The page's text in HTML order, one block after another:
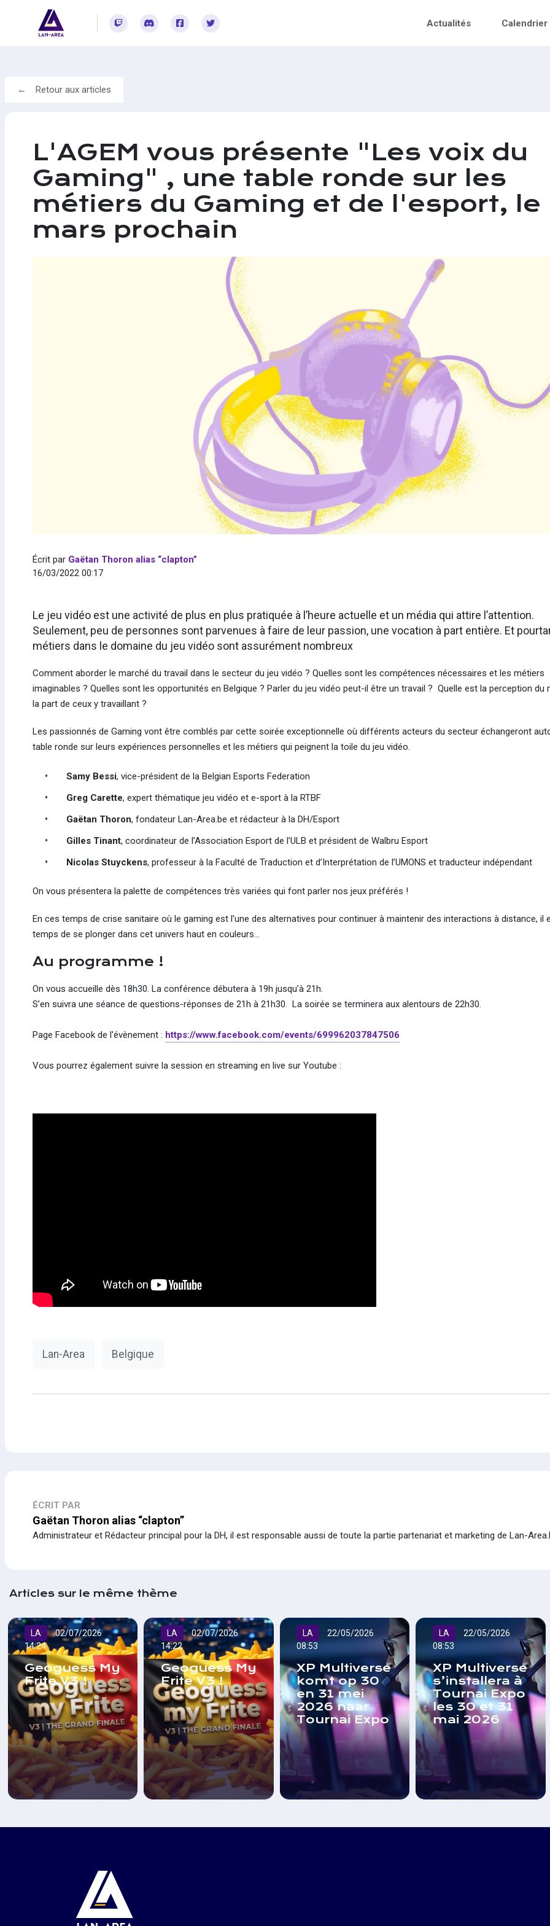
Rejoignez-vous sur Twitch
Rejoignez-vous sur Discord
Rejoignez-vous sur Facebook
Rejoignez-vous sur Twitter Actualités Calendrier
Retour aux articles
L'AGEM vous présente "Les voix du
Gaming" , une table ronde sur les
métiers du Gaming et de l'esport, le
mars prochain
Écrit par Gaëtan Thoron alias “clapton”
16/03/2022 00:17
Le jeu vidéo est une activité de plus en plus pratiquée à l’heure actuelle et un média qui attire l’attention.
Seulement, peu de personnes sont parvenues à faire de leur passion, une vocation à part entière. Et
métiers dans le domaine du jeu vidéo sont assurément nombreux
Comment aborder le marché du travail dans le secteur du jeu vidéo ? Quelles sont les compétences nécessaires et les métiers
imaginables ? Quelles sont les opportunités en Belgique ? Parler du jeu vidéo peut-il être un travail ? Quelle est la perception du
la part de ceux y travaillant ?
Les passionnés de Gaming vont être comblés par cette soirée exceptionnelle où différents acteurs du secteur échangeront
table ronde sur leurs expériences personnelles et les métiers qui peignent la toile du jeu vidéo.
Samy Bessi, vice-président de la Belgian Esports Federation
Greg Carette, expert thématique jeu vidéo et e-sport à la RTBF
Gaëtan Thoron, fondateur Lan-Area.be et rédacteur à la DH/Esport
Gilles Tinant, coordinateur de l’Association Esport de l’ULB et président de Walbru Esport
Nicolas Stuyckens, professeur à la Faculté de Traduction et d’Interprétation de l’UMONS et traducteur indépendant
On vous présentera la palette de compétences très variées qui font parler nos jeux préférés !
En ces temps de crise sanitaire où le gaming est l’une des alternatives pour continuer à maintenir des interactions à distance, il
temps de se plonger dans cet univers haut en couleurs…
Au programme !
On vous accueille dès 18h30. La conférence débutera à 19h jusqu’à 21h.
S’en suivra une séance de questions-réponses de 21h à 21h30. La soirée se terminera aux alentours de 22h30.
Page Facebook de l'évènement : https://www.facebook.com/events/699962037847506
Vous pourrez également suivre la session en streaming en live sur Youtube :
Lan-Area Belgique
ÉCRIT PAR
Gaëtan Thoron alias “clapton”
Administrateur et Rédacteur principal pour la DH, il est responsable aussi de toute la partie partenariat et marketing de Lan-
Articles sur le même thème
LA
02/07/2026
14:24
Geoguess My
Frite V3 !
LA
02/07/2026
14:22
Geoguess My
Frite V3 !
LA
22/05/2026
08:53
XP Multiverse
komt op 30
en 31 mei
2026 naar
Tournai Expo
LA
22/05/2026
08:53
XP Multiverse
s’installera à
Tournai Expo
les 30 et 31
mai 2026